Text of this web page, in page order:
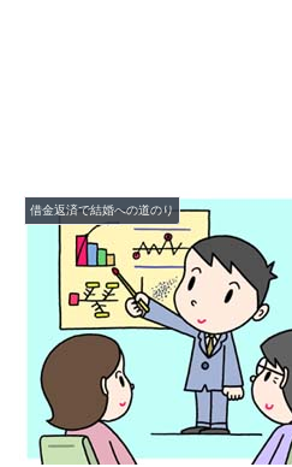
借金返済で結婚への道のり